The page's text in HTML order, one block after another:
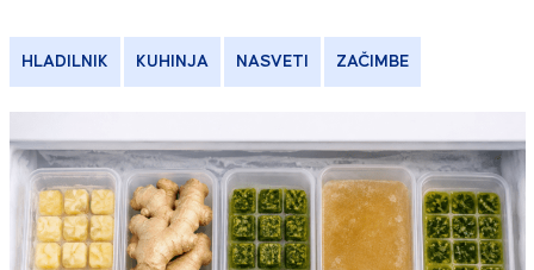
HLADILNIK KUHINJA NASVETI ZAČIMBE